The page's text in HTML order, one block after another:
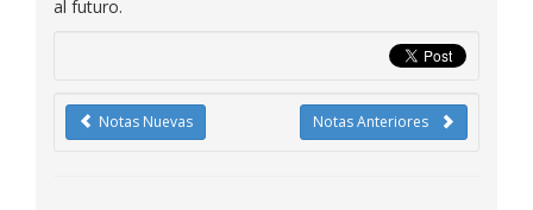
al futuro.
Notas Anteriores
Notas Nuevas